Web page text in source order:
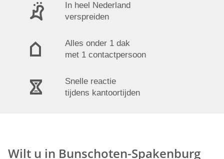
In heel Nederland
verspreiden
Alles onder 1 dak
met 1 contactpersoon
Snelle reactie
tijdens kantoortijden
Wilt u in Bunschoten-Spakenburg